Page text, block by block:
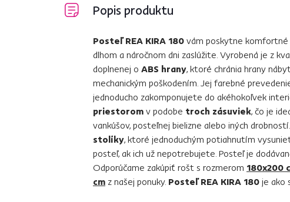
Popis produktu
Posteľ REA KIRA 180 vám poskytne komfortné
dlhom a náročnom dni zaslúžite. Vyrobená je z
doplnenej o ABS hrany, ktoré chránia hrany
mechanickým poškodením. Jej farebné
jednoducho zakomponujete do akéhokoľvek
priestorom v podobe troch zásuviek, čo je
vankúšov, posteľnej bielizne alebo iných
stolíky, ktoré jednoduchým potiahnutím
posteľ, ak ich už nepotrebujete. Posteľ je
Odporúčame zakúpiť rošt s rozmerom 180x200
cm z našej ponuky. Posteľ REA KIRA 180 je ako